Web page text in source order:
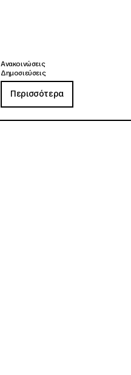
Ανακοινώσεις
Δημοσιεύσεις
Περισσότερα